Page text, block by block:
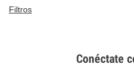
Filtros
Conéctate